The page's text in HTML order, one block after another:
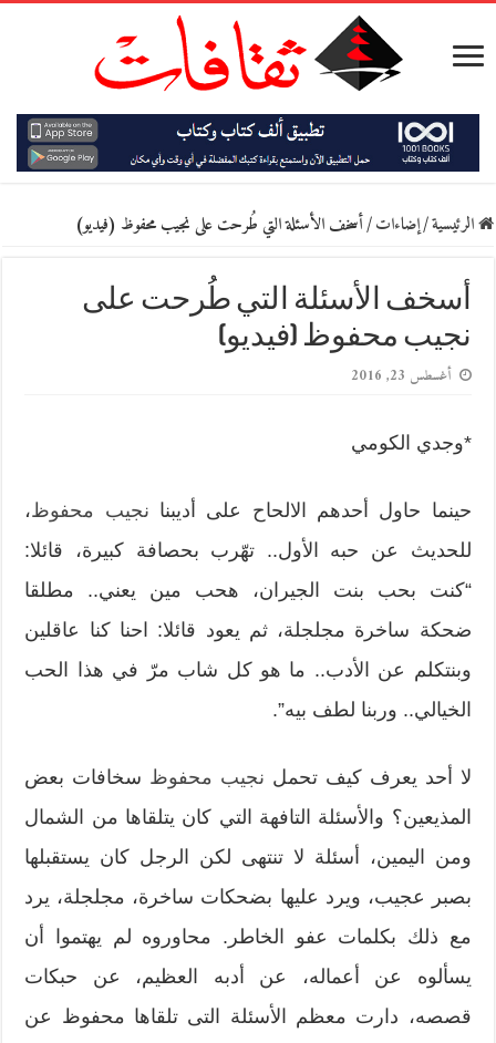
الرئيسية/إضاءات/أسخف الأسئلة التي طُرحت على نجيب محفوظ (فيديو)
أسخف الأسئلة التي طُرحت على
نجيب محفوظ (فيديو)
أغسطس 23, 2016
*وجدي الكومي
حينما حاول أحدهم الالحاح على أديبنا نجيب محفوظ،
للحديث عن حبه الأول.. تهّرب بحصافة كبيرة، قائلا:
“كنت بحب بنت الجيران، هحب مين يعني.. مطلقا
ضحكة ساخرة مجلجلة، ثم يعود قائلا: احنا كنا عاقلين
وبنتكلم عن الأدب.. ما هو كل شاب مرّ في هذا الحب
الخيالي.. وربنا لطف بيه”.
لا أحد يعرف كيف تحمل نجيب محفوظ سخافات بعض
المذيعين؟ والأسئلة التافهة التي كان يتلقاها من الشمال
ومن اليمين، أسئلة لا تنتهى لكن الرجل كان يستقبلها
بصبر عجيب، ويرد عليها بضحكات ساخرة، مجلجلة، يرد
مع ذلك بكلمات عفو الخاطر. محاوروه لم يهتموا أن
يسألوه عن أعماله، عن أدبه العظيم، عن حبكات
قصصه، دارت معظم الأسئلة التى تلقاها محفوظ عن